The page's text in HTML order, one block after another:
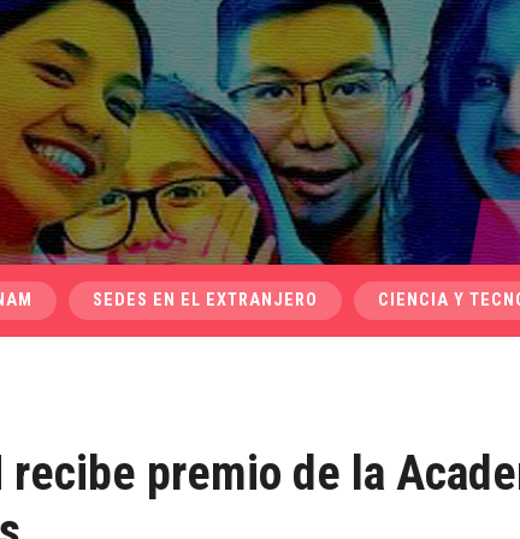
SEDES EN EL EXTRANJERO CIENCIA Y
premio de la